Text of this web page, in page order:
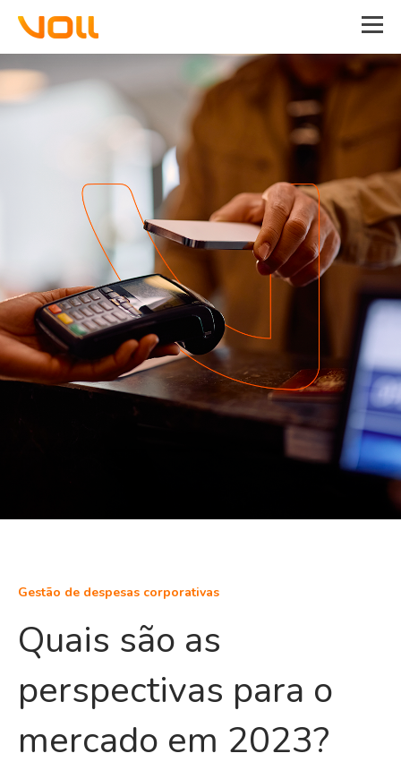
Gestão de despesas corporativas
Quais são as
perspectivas para o
mercado em 2023?